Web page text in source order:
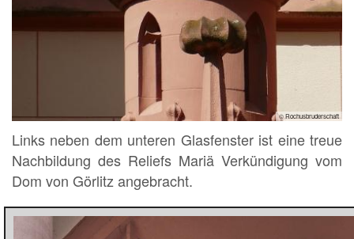
© Rochusbruderschaft
Links neben dem unteren Glasfenster ist eine treue
Nachbildung des Reliefs Mariä Verkündigung vom
Dom von Görlitz angebracht.